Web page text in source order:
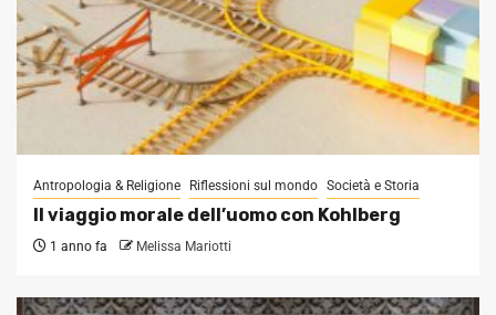
Antropologia & Religione Riflessioni sul mondo Società e Storia
Il viaggio morale dell’uomo con Kohlberg
1 anno fa Melissa Mariotti